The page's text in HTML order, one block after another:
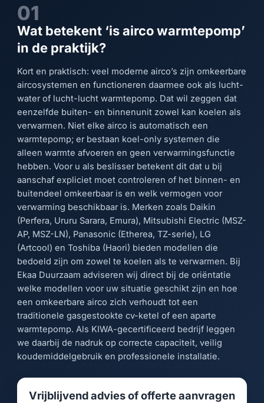
01
Wat betekent ‘is airco warmtepomp’
in de praktijk?
Kort en praktisch: veel moderne airco’s zijn omkeerbare
aircosystemen en functioneren daarmee ook als lucht-
water of lucht-lucht warmtepomp. Dat wil zeggen dat
eenzelfde buiten- en binnenunit zowel kan koelen als
verwarmen. Niet elke airco is automatisch een
warmtepomp; er bestaan koel-only systemen die
alleen warmte afvoeren en geen verwarmingsfunctie
hebben. Voor u als beslisser betekent dit dat u bij
aanschaf expliciet moet controleren of het binnen- en
buitendeel omkeerbaar is en welk vermogen voor
verwarming beschikbaar is. Merken zoals Daikin
(Perfera, Ururu Sarara, Emura), Mitsubishi Electric (MSZ-
AP, MSZ-LN), Panasonic (Etherea, TZ-serie), LG
(Artcool) en Toshiba (Haori) bieden modellen die
bedoeld zijn om zowel te koelen als te verwarmen. Bij
Ekaa Duurzaam adviseren wij direct bij de oriëntatie
welke modellen voor uw situatie geschikt zijn en hoe
een omkeerbare airco zich verhoudt tot een
traditionele gasgestookte cv-ketel of een aparte
warmtepomp. Als KIWA-gecertificeerd bedrijf leggen
we daarbij de nadruk op correcte capaciteit, veilig
koudemiddelgebruik en professionele installatie.
Vrijblijvend advies of offerte aanvragen